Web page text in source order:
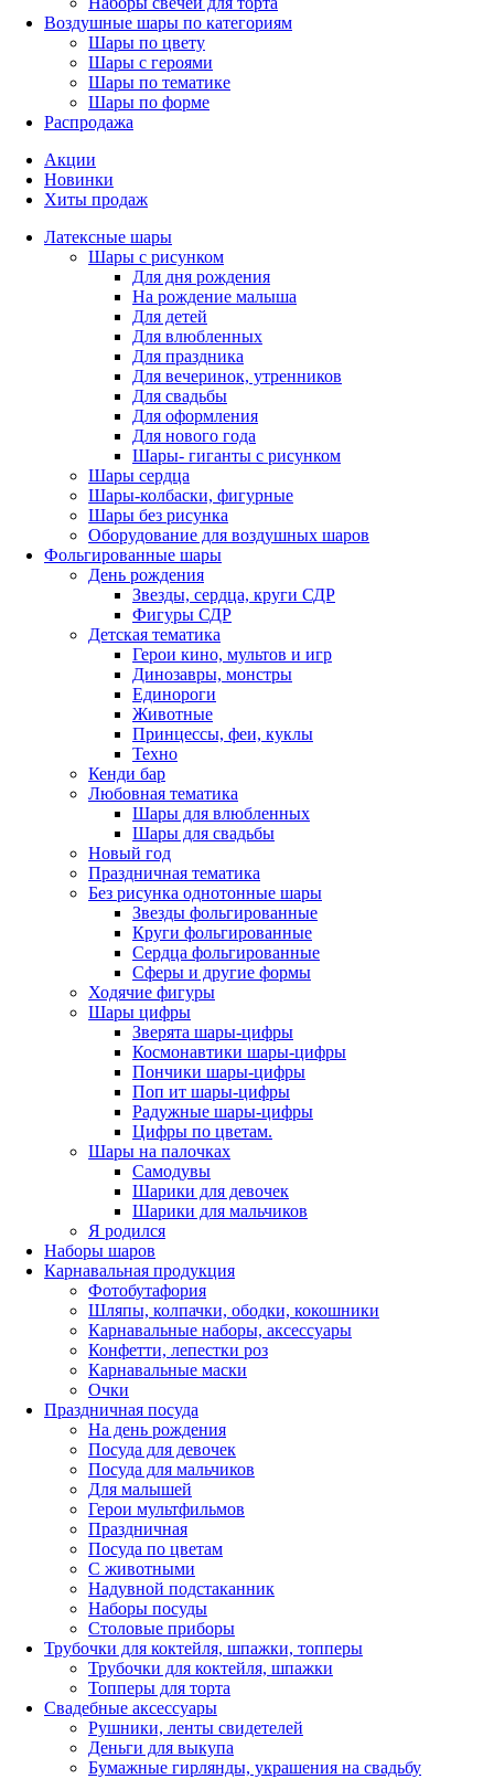
Воздушные шары по категориям
Шары по цвету
Шары с героями
Шары по тематике
Шары по форме
Распродажа
Акции
Новинки
Хиты продаж
Латексные шары
Шары с рисунком
Для дня рождения
На рождение малыша
Для детей
Для влюбленных
Для праздника
Для вечеринок, утренников
Для свадьбы
Для оформления
Для нового года
Шары- гиганты с рисунком
Шары сердца
Шары-колбаски, фигурные
Шары без рисунка
Оборудование для воздушных шаров
Фольгированные шары
День рождения
Звезды, сердца, круги СДР
Фигуры СДР
Детская тематика
Герои кино, мультов и игр
Динозавры, монстры
Единороги
Животные
Принцессы, феи, куклы
Техно
Кенди бар
Любовная тематика
Шары для влюбленных
Шары для свадьбы
Новый год
Праздничная тематика
Без рисунка однотонные шары
Звезды фольгированные
Круги фольгированные
Сердца фольгированные
Сферы и другие формы
Ходячие фигуры
Шары цифры
Зверята шары-цифры
Космонавтики шары-цифры
Пончики шары-цифры
Поп ит шары-цифры
Радужные шары-цифры
Цифры по цветам.
Шары на палочках
Самодувы
Шарики для девочек
Шарики для мальчиков
Я родился
Наборы шаров
Карнавальная продукция
Фотобутафория
Шляпы, колпачки, ободки, кокошники
Карнавальные наборы, аксессуары
Конфетти, лепестки роз
Карнавальные маски
Очки
Праздничная посуда
На день рождения
Посуда для девочек
Посуда для мальчиков
Для малышей
Герои мультфильмов
Праздничная
Посуда по цветам
С животными
Надувной подстаканник
Наборы посуды
Столовые приборы
Трубочки для коктейля, шпажки, топперы
Трубочки для коктейля, шпажки
Топперы для торта
Свадебные аксессуары
Рушники, ленты свидетелей
Деньги для выкупа
Бумажные гирлянды, украшения на свадьбу